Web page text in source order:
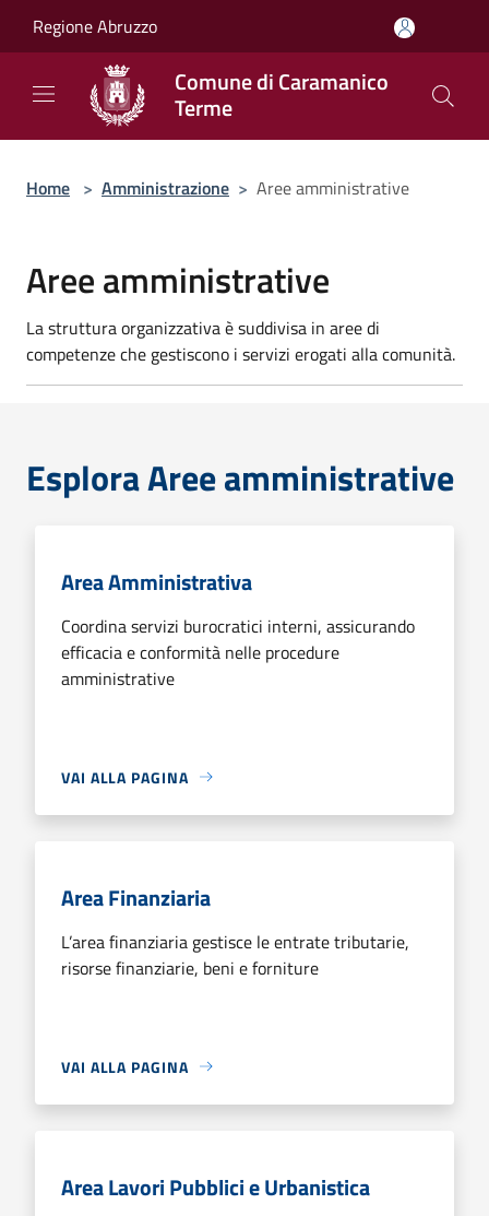
Regione Abruzzo
Comune di Caramanico
Terme
Home > Amministrazione > Aree amministrative
Aree amministrative
La struttura organizzativa è suddivisa in aree di
competenze che gestiscono i servizi erogati alla comunità.
Esplora Aree amministrative
Area Amministrativa
Coordina servizi burocratici interni, assicurando
efficacia e conformità nelle procedure
amministrative
VAI ALLA PAGINA
Area Finanziaria
L’area finanziaria gestisce le entrate tributarie,
risorse finanziarie, beni e forniture
VAI ALLA PAGINA
Area Lavori Pubblici e Urbanistica